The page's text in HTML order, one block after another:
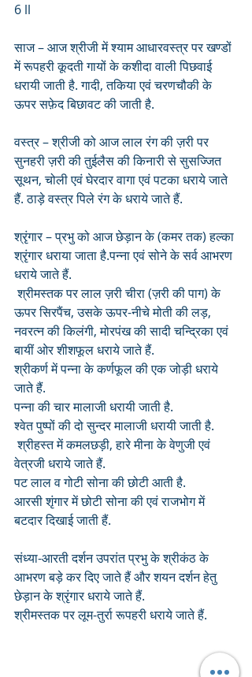
6 ll
साज – आज श्रीजी में श्याम आधारवस्त्र पर खण्डों
में रूपहरी कूदती गायों के कशीदा वाली पिछवाई
धरायी जाती है. गादी, तकिया एवं चरणचौकी के
ऊपर सफ़ेद बिछावट की जाती है.
वस्त्र – श्रीजी को आज लाल रंग की ज़री पर
सुनहरी ज़री की तुईलैस की किनारी से सुसज्जित
सूथन, चोली एवं घेरदार वागा एवं पटका धराये जाते
हैं. ठाड़े वस्त्र पिले रंग के धराये जाते हैं.
श्रृंगार – प्रभु को आज छेड़ान के (कमर तक) हल्का
श्रृंगार धराया जाता है.पन्ना एवं सोने के सर्व आभरण
धराये जाते हैं.
श्रीमस्तक पर लाल ज़री चीरा (ज़री की पाग) के
ऊपर सिरपैंच, उसके ऊपर-नीचे मोती की लड़,
नवरत्न की किलंगी, मोरपंख की सादी चन्द्रिका एवं
बायीं ओर शीशफूल धराये जाते हैं.
श्रीकर्ण में पन्ना के कर्णफूल की एक जोड़ी धराये
जाते हैं.
पन्ना की चार मालाजी धरायी जाती है.
श्वेत पुष्पों की दो सुन्दर मालाजी धरायी जाती है.
श्रीहस्त में कमलछड़ी, हारे मीना के वेणुजी एवं
वेत्रजी धराये जाते हैं.
पट लाल व गोटी सोना की छोटी आती है.
आरसी शृंगार में छोटी सोना की एवं राजभोग में
बटदार दिखाई जाती हैं.
संध्या-आरती दर्शन उपरांत प्रभु के श्रीकंठ के
आभरण बड़े कर दिए जाते हैं और शयन दर्शन हेतु
छेड़ान के श्रृंगार धराये जाते हैं.
श्रीमस्तक पर लूम-तुर्रा रूपहरी धराये जाते हैं.